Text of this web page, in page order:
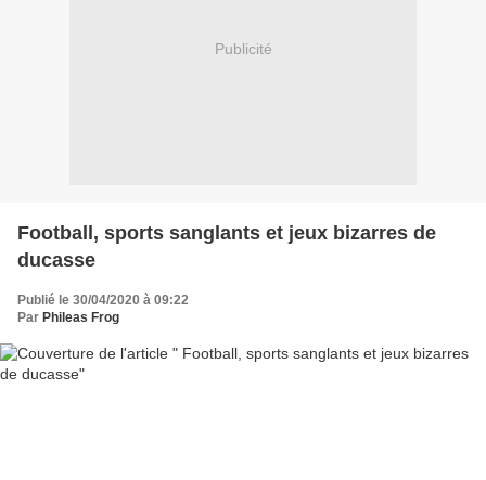
Publicité
Football, sports sanglants et jeux bizarres de
ducasse
Publié le 30/04/2020 à 09:22
Par Phileas Frog